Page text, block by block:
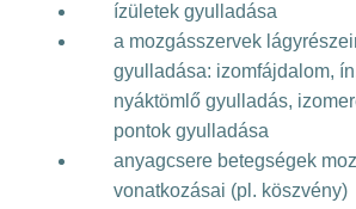
ízületek gyulladása
a mozgásszervek
gyulladása: izomfájdalom,
nyáktömlő gyulladás,
pontok gyulladása
anyagcsere betegségek
vonatkozásai (pl. köszvény)